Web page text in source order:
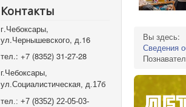
Контакты
г.Чебоксары,
ул.Чернышевского, д.16
тел.: +7 (8352) 31-27-28
г.Чебоксары,
ул.Социалистическая, д.17б
тел.: +7 (8352) 22-05-03-
Вы здесь:
Сведения